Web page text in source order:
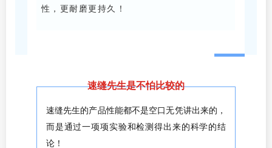
性，更耐磨更持久！
速缝先生是不怕比较的
速缝先生的产品性能都不是空口无凭讲出来的，
而是通过一项项实验和检测得出来的科学的结
论！